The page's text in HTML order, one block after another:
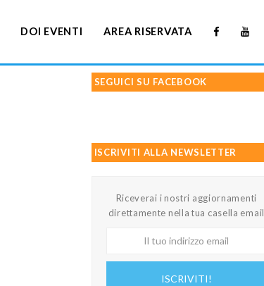
DOI EVENTI AREA RISERVATA
SEGUICI SU FACEBOOK
ISCRIVITI ALLA NEWSLETTER
Riceverai i nostri aggiornamenti
direttamente nella tua casella email
ISCRIVITI!